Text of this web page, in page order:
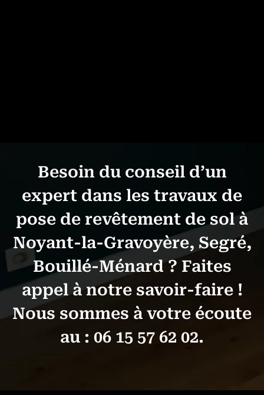
Besoin du conseil d’un
expert dans les travaux de
pose de revêtement de sol à
Noyant-la-Gravoyère, Segré,
Bouillé-Ménard ? Faites
appel à notre savoir-faire !
Nous sommes à votre écoute
au : 06 15 57 62 02.